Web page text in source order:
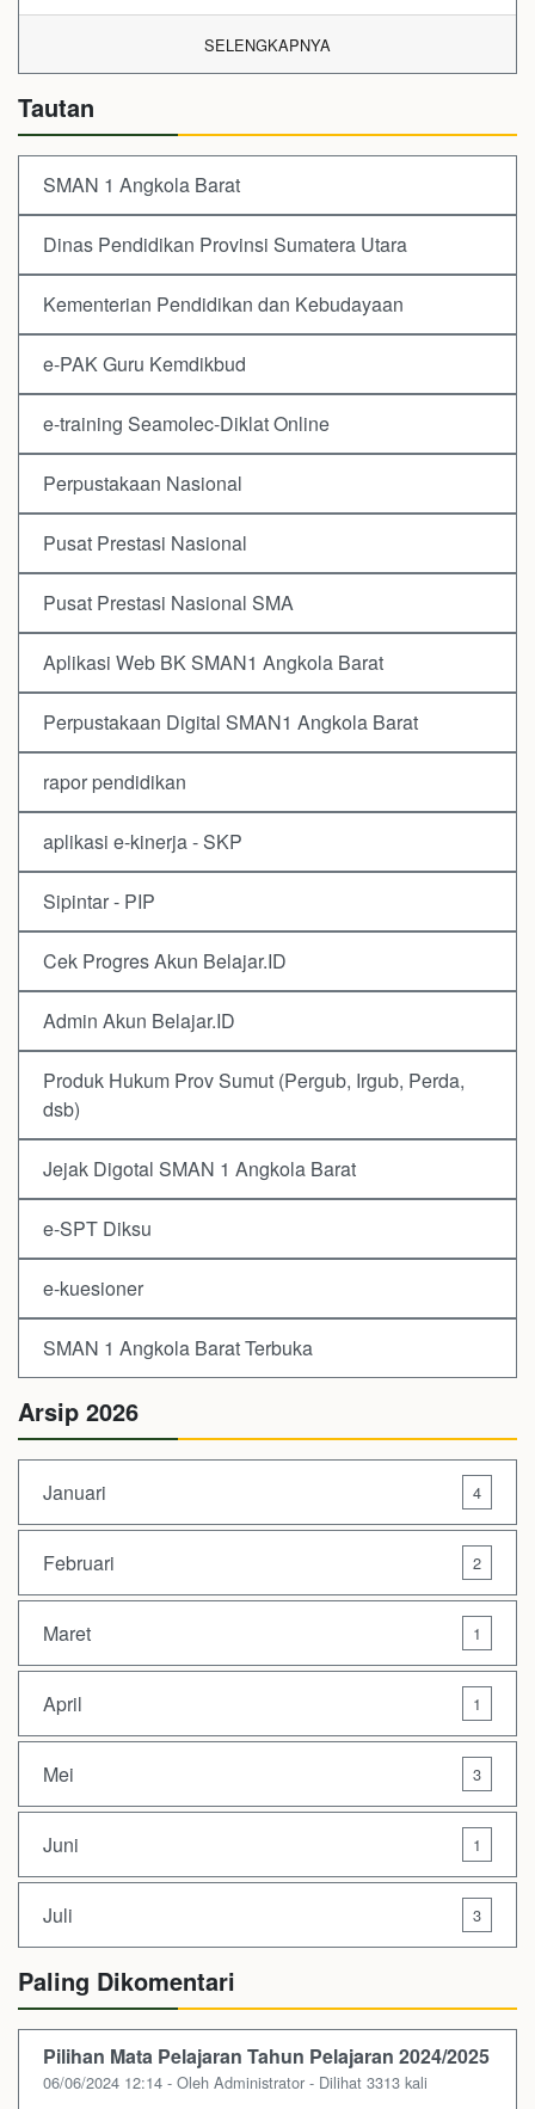
SELENGKAPNYA
Tautan
SMAN 1 Angkola Barat
Dinas Pendidikan Provinsi Sumatera Utara
Kementerian Pendidikan dan Kebudayaan
e-PAK Guru Kemdikbud
e-training Seamolec-Diklat Online
Perpustakaan Nasional
Pusat Prestasi Nasional
Pusat Prestasi Nasional SMA
Aplikasi Web BK SMAN1 Angkola Barat
Perpustakaan Digital SMAN1 Angkola Barat
rapor pendidikan
aplikasi e-kinerja - SKP
Sipintar - PIP
Cek Progres Akun Belajar.ID
Admin Akun Belajar.ID
Produk Hukum Prov Sumut (Pergub, Irgub, Perda,
dsb)
Jejak Digotal SMAN 1 Angkola Barat
e-SPT Diksu
e-kuesioner
SMAN 1 Angkola Barat Terbuka
Arsip 2026
Januari 4
Februari 2
Maret 1
April 1
Mei 3
Juni 1
Juli 3
Paling Dikomentari
Pilihan Mata Pelajaran Tahun Pelajaran 2024/2025
06/06/2024 12:14 - Oleh Administrator - Dilihat 3313 kali